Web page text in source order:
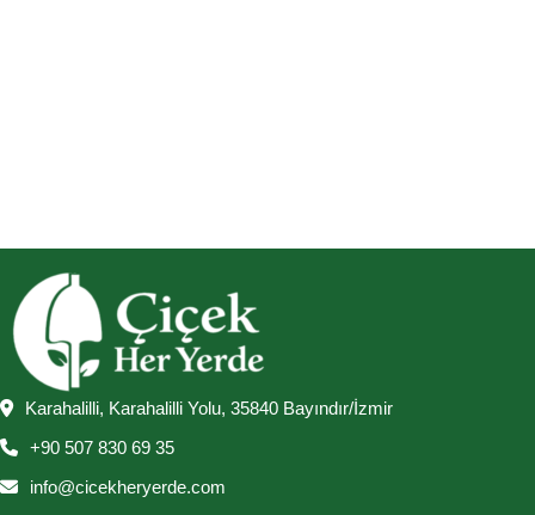
Karahalilli, Karahalilli Yolu, 35840 Bayındır/İzmir
+90 507 830 69 35
info@cicekheryerde.com